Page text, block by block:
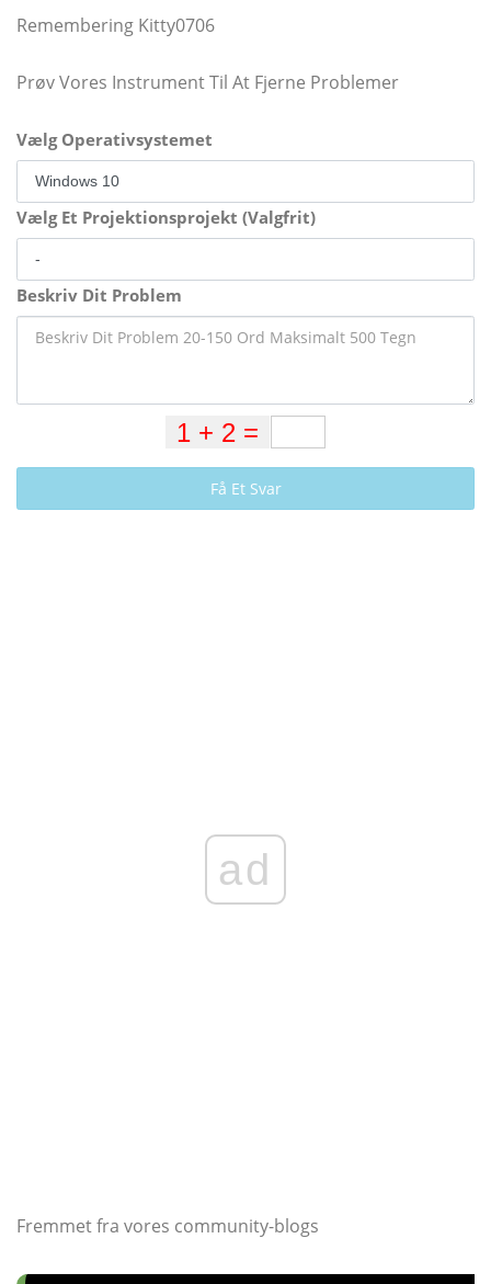
Remembering Kitty0706
Prøv Vores Instrument Til At Fjerne Problemer
Vælg Operativsystemet
Vælg Et Projektionsprojekt (Valgfrit)
Beskriv Dit Problem
Få Et Svar
ad
Fremmet fra vores community-blogs